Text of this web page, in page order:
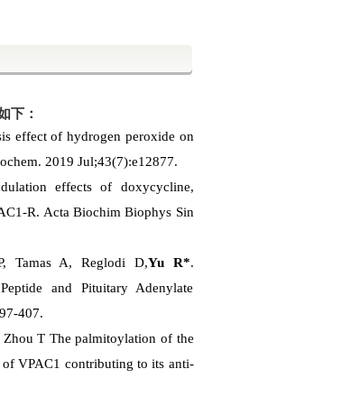
下：
effect of hydrogen peroxide on
2019 Jul;43(7):e12877.
effects of doxycycline,
R. Acta Biochim Biophys Sin
, Tamas A,Reglodi D,Yu R*.
and Pituitary Adenylate
407.
Zhou T The palmitoylation of the
VPAC1 contributing to its anti-